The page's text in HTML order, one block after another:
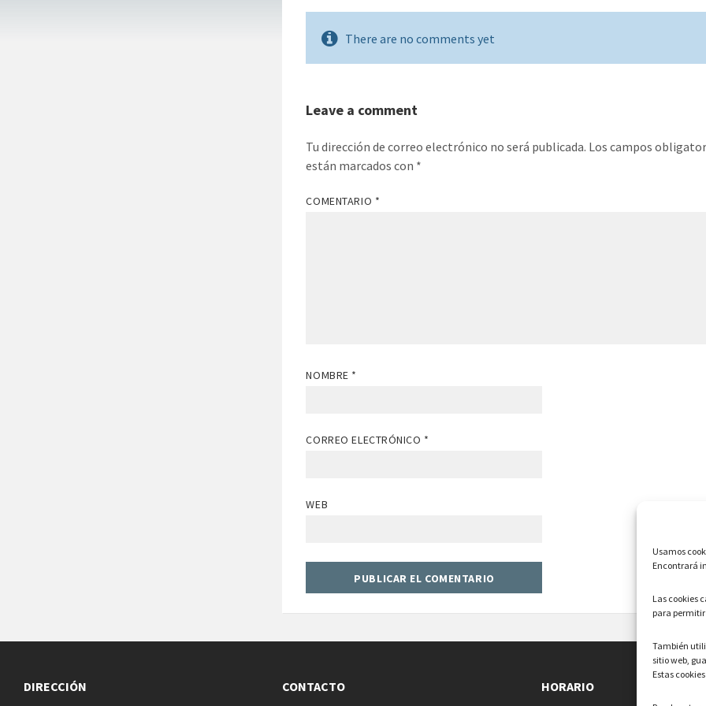
Usamos
Encontrará
Las cookies
para
También
sitio web,
Estas
There are no comments yet
Leave a comment
Tu dirección de correo electrónico no será publicada. Los campos
están marcados con *
COMENTARIO *
NOMBRE *
CORREO ELECTRÓNICO *
WEB
DIRECCIÓN CONTACTO HORARIO